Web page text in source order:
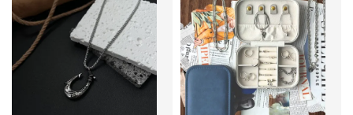
加入購物車